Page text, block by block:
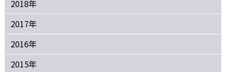
2018年
2017年
2016年
2015年